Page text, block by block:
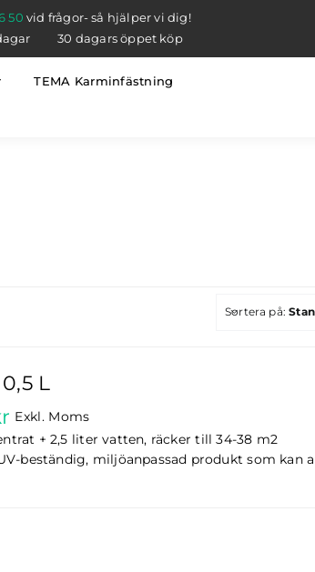
50 vid frågor- så hjälper vi dig!
30 dagars öppet köp
TEMA Karminfästning
Sortera på:
L
Exkl. Moms
+ 2,5 liter vatten, räcker till 34-38 m2
beständig, miljöanpassad produkt som kan